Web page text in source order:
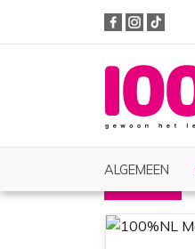
ALGEMEEN
Zoeken